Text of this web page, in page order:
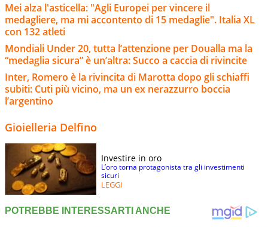
Mei alza l'asticella: "Agli Europei per vincere il
medagliere, ma mi accontento di 15 medaglie". Italia XL
con 132 atleti
Mondiali Under 20, tutta l’attenzione per Doualla ma la
“medaglia sicura” è un’altra: Succo a caccia di rivincite
Inter, Romero è la rivincita di Marotta dopo gli schiaffi
subiti: Cuti più vicino, ma un ex nerazzurro boccia
l’argentino
Gioielleria Delfino
Investire in oro
L’oro torna protagonista tra gli investimenti
sicuri
LEGGI